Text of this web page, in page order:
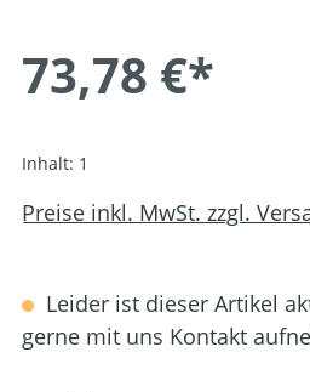
73,78 €*
Inhalt: 1
Preise inkl. MwSt. zzgl.
Leider ist dieser Artikel
gerne mit uns Kontakt